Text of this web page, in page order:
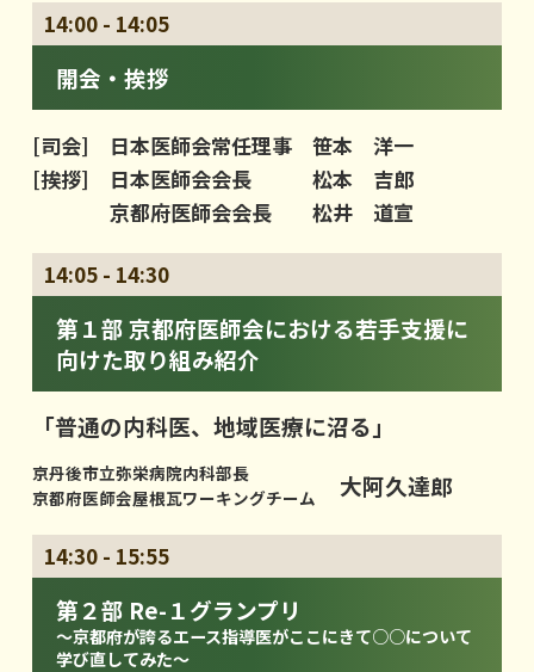
14:00 - 14:05
開会・挨拶
[司会] 日本医師会常任理事 笹本 洋一
[挨拶] 日本医師会会長 松本 吉郎
京都府医師会会長 松井 道宣
14:05 - 14:30
第１部 京都府医師会における若手支援に
向けた取り組み紹介
「普通の内科医、地域医療に沼る」
京丹後市立弥栄病院内科部長
京都府医師会屋根瓦ワーキングチーム
大阿久達郎
14:30 - 15:55
第２部 Re-１グランプリ
～京都府が誇るエース指導医がここにきて○○について
学び直してみた～